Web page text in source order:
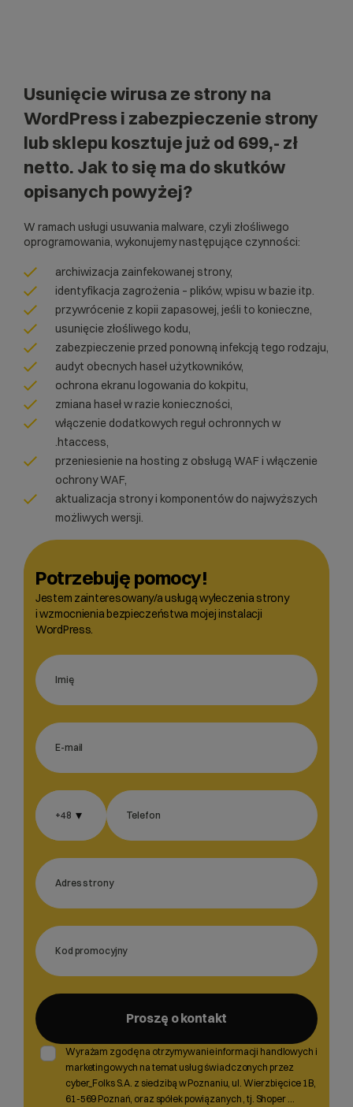
Usunięcie wirusa ze strony na
WordPress i zabezpieczenie strony
lub sklepu kosztuje już od 699,- zł
netto. Jak to się ma do skutków
opisanych powyżej?
W ramach usługi usuwania malware, czyli złośliwego
oprogramowania, wykonujemy następujące czynności:
archiwizacja zainfekowanej strony,
identyfikacja zagrożenia – plików, wpisu w bazie itp.
przywrócenie z kopii zapasowej, jeśli to konieczne,
usunięcie złośliwego kodu,
zabezpieczenie przed ponowną infekcją tego rodzaju,
audyt obecnych haseł użytkowników,
ochrona ekranu logowania do kokpitu,
zmiana haseł w razie konieczności,
włączenie dodatkowych reguł ochronnych w
.htaccess,
przeniesienie na hosting z obsługą WAF i włączenie
ochrony WAF,
aktualizacja strony i komponentów do najwyższych
możliwych wersji.
Potrzebuję pomocy!
Jestem zainteresowany/a usługą wyleczenia strony
i wzmocnienia bezpieczeństwa mojej instalacji
WordPress.
+48 ▾
Wybierz gotową listę. Użyj spacji, aby otworzyć.
Naciśnij spację, aby otworzyć listę, klawisze strzałek, aby nawigować,
Wyrażam zgodę na otrzymywanie informacji handlowych i
marketingowych na temat usług świadczonych przez
cyber_Folks S.A. z siedzibą w Poznaniu, ul. Wierzbięcice 1B,
61-569 Poznań, oraz spółek powiązanych , tj. Shoper
Proszę o kontakt